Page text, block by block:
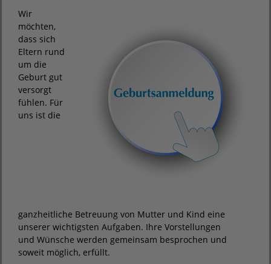
Wir
möchten,
dass sich
Eltern rund
um die
Geburt gut
versorgt
fühlen. Für
uns ist die
ganzheitliche Betreuung von Mutter und Kind eine
unserer wichtigsten Aufgaben. Ihre Vorstellungen
und Wünsche werden gemeinsam besprochen und
soweit möglich, erfüllt.